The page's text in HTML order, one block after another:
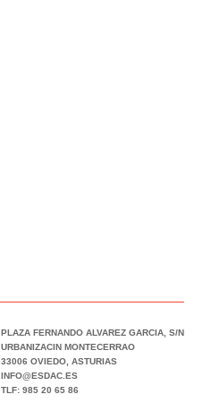
PLAZA FERNANDO ALVAREZ GARCIA, S/N
URBANIZACIN MONTECERRAO
33006 OVIEDO, ASTURIAS
INFO@ESDAC.ES
TLF: 985 20 65 86